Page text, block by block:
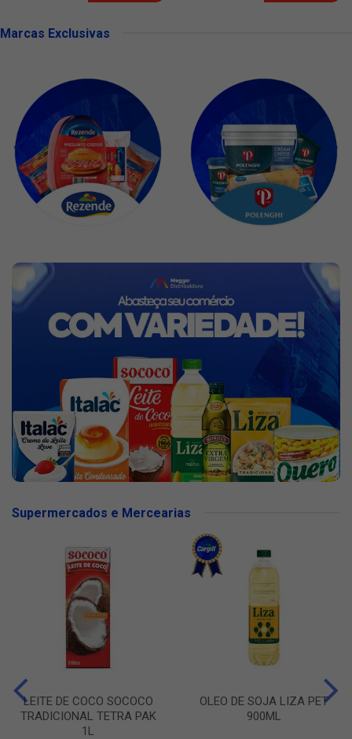
Marcas Exclusivas
Supermercados e Mercearias
LEITE DE COCO SOCOCO
TRADICIONAL TETRA PAK
1L
OLEO DE SOJA LIZA PET
900ML